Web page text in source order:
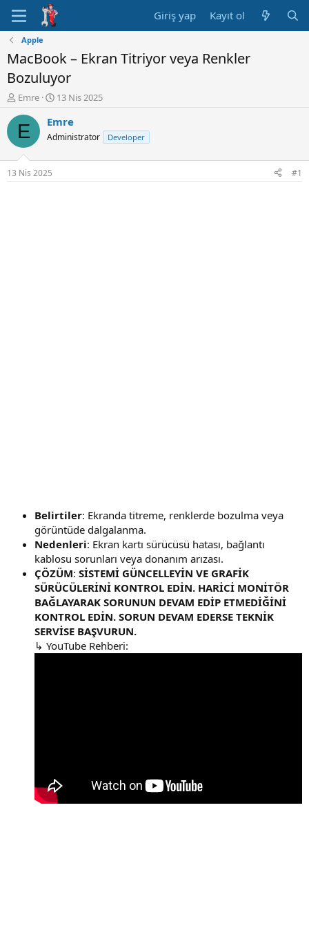
Giriş yap Kayıt ol
Apple
MacBook – Ekran Titriyor veya Renkler
Bozuluyor
K
n
u
y
u
B
a
Emre
B
ş
l
n
ı
13 Nis 2025
E Emre
Administrator Developer
13 Nis 2025 #1
Belirtiler: Ekranda titreme, renklerde bozulma veya
görüntüde dalgalanma.
Nedenleri: Ekran kartı sürücüsü hatası, bağlantı
kablosu sorunları veya donanım arızası.
ÇÖZÜM: SİSTEMİ GÜNCELLEYİN VE GRAFİK
SÜRÜCÜLERİNİ KONTROL EDİN. HARİCİ MONİTÖR
BAĞLAYARAK SORUNUN DEVAM EDİP ETMEDİĞİNİ
KONTROL EDİN. SORUN DEVAM EDERSE TEKNİK
SERVİSE BAŞVURUN.
↳ YouTube Rehberi: